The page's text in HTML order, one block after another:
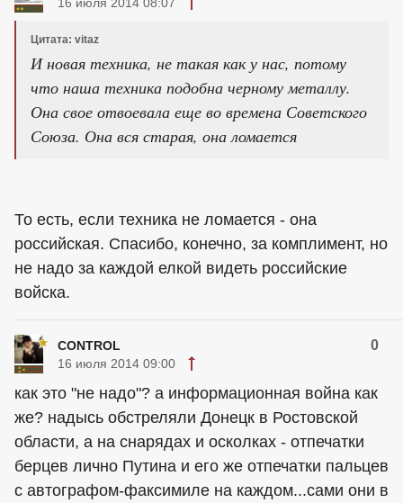
Цитата: vitaz
И новая техника, не такая как у нас, потому
что наша техника подобна черному металлу.
Она свое отвоевала еще во времена Советского
Союза. Она вся старая, она ломается
То есть, если техника не ломается - она
российская. Спасибо, конечно, за комплимент, но
не надо за каждой елкой видеть российские
войска.
CONTROL 0
16 июля 2014 09:00
как это "не надо"? а информационная война как
же? надысь обстреляли Донецк в Ростовской
области, а на снарядах и осколках - отпечатки
берцев лично Путина и его же отпечатки пальцев
с автографом-факсимиле на каждом...сами они в